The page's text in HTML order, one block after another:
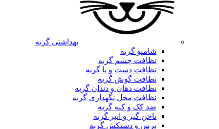
بهداشتی گربه
شامپو گربه
نظافت چشم گربه
نظافت دست و پا گربه
نظافت گوش گربه
نظافت دهان و دندان گربه
نظافت محل نگهداری گربه
ضد کک و کنه گربه
ناخن گیر و انبر گربه
برس و دستکش گربه